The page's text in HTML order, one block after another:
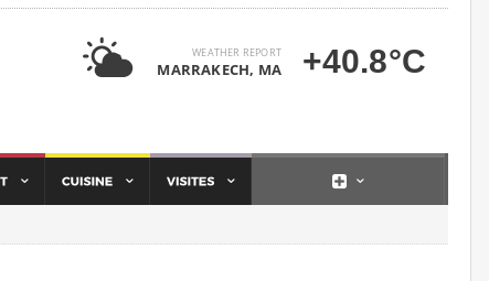
WEATHER REPORT
MARRAKECH, MA +40.8°C